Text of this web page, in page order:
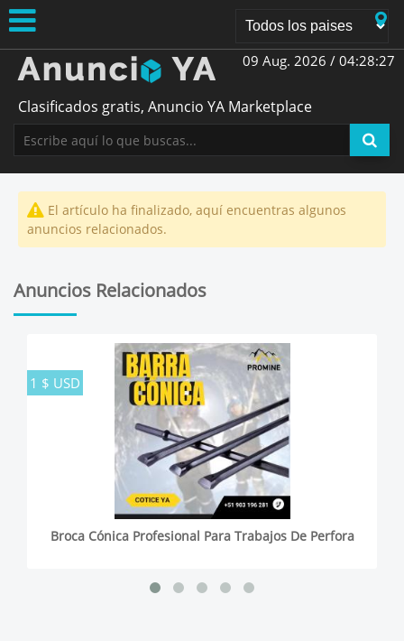
09 Aug. 2026 / 04:28:28
Clasificados gratis, Anuncio YA Marketplace
El artículo ha finalizado, aquí encuentras algunos
anuncios relacionados.
Anuncios Relacionados
Broca Cónica Profesional Para Trabajos De Perfora
1 $ USD